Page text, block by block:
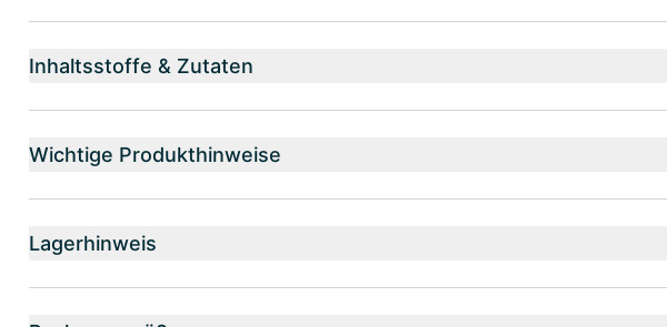
Inhaltsstoffe & Zutaten
Wichtige Produkthinweise
Lagerhinweis